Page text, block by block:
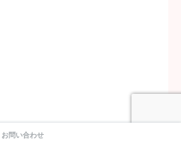
お問い合わせ